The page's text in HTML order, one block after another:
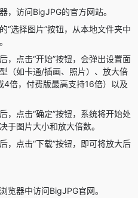
，访问BigJPG的官方网站。
“选择图片”按钮，从本地文件夹中
，点击“开始”按钮，会弹出设置面
（如卡通/插画、照片）、放大倍
4倍，付费版最高支持16倍）以及
，点击“确定”按钮，系统将开始处
于图片大小和放大倍数。
，点击“下载”按钮，即可将放大后
览器中访问BigJPG官网。